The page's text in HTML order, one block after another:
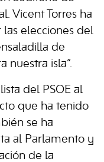
Vicent Torres ha
elecciones del
de
nuestra isla”.
del PSOE al
que ha tenido
se ha
al Parlamento y
de la